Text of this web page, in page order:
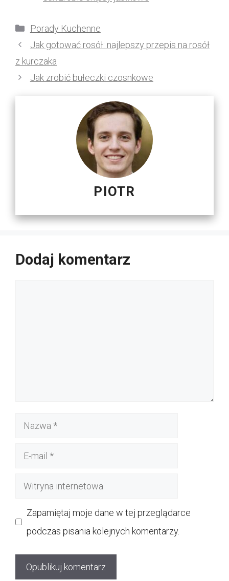
Kategorie
Porady Kuchenne
Jak gotować rosół: najlepszy przepis na rosół
z kurczaka
Jak zrobić bułeczki czosnkowe
PIOTR
Dodaj komentarz
Nazwa
Witryna
Zapamiętaj moje dane w tej przeglądarce
podczas pisania kolejnych komentarzy.